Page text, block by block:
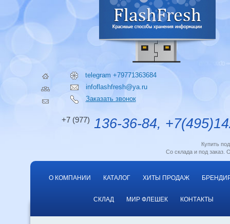
telegram +79771363684
infoflashfresh@ya.ru
Заказать звонок
+7 (977) 136-36-84,
Купить
Со склада и под заказ.
О КОМПАНИИ КАТАЛОГ ХИТЫ ПРОДАЖ
СКЛАД МИР ФЛЕШЕК КОНТАКТЫ